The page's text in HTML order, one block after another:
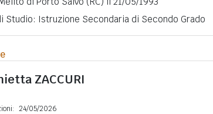
Studio: Istruzione Secondaria di Secondo Grado
ZACCURI
24/05/2026